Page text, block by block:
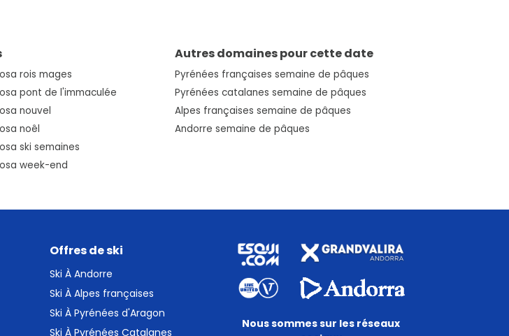
rois mages
pont de l'immaculée
nouvel
noêl
ski semaines
week-end
Autres domaines pour cette date
Pyrénées françaises semaine de pâques
Pyrénées catalanes semaine de pâques
Alpes françaises semaine de pâques
Andorre semaine de pâques
Offres de ski
Ski À Andorre
Ski À Alpes françaises
Ski À Pyrénées d'Aragon
Ski À Pyrénées Catalanes
Nous sommes sur les réseaux